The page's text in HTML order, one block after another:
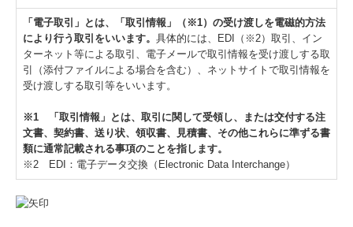
「電子取引」とは、「取引情報」（※1）の受け渡しを電磁的方法
により行う取引をいいます。 具体的には、EDI（※2）取引、イン
ターネット等による取引、電子メールで取引情報を受け渡しする取
引（添付ファイルによる場合を含む）、ネットサイトで取引情報を
受け渡しする取引等をいいます。
※1 「取引情報」とは、取引に関して受領し、または交付する注
文書、契約書、送り状、領収書、見積書、その他これらに準ずる書
類に通常記載される事項のことを指します。
※2 EDI：電子データ交換（Electronic Data Interchange）